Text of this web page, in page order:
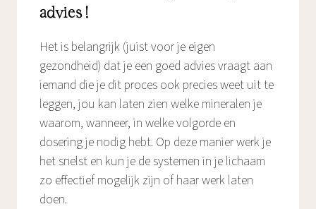
advies!
Het is belangrijk (juist voor je eigen
gezondheid) dat je een goed advies vraagt aan
iemand die je dit proces ook precies weet uit te
leggen, jou kan laten zien welke mineralen je
waarom, wanneer, in welke volgorde en
dosering je nodig hebt. Op deze manier werk je
het snelst en kun je de systemen in je lichaam
zo effectief mogelijk zijn of haar werk laten
doen.